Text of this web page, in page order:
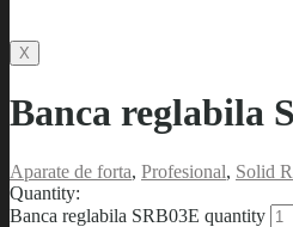
X
Banca reglabila
Aparate de forta, Profesional, Solid
Quantity:
Banca reglabila SRB03E quantity